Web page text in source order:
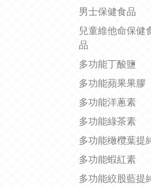
男士保健食品
兒童維他命保健
品
多功能丁酸鹽
多功能蘋果果膠
多功能洋蔥素
多功能綠茶素
多功能橄欖葉提
多功能蝦紅素
多功能絞股藍提